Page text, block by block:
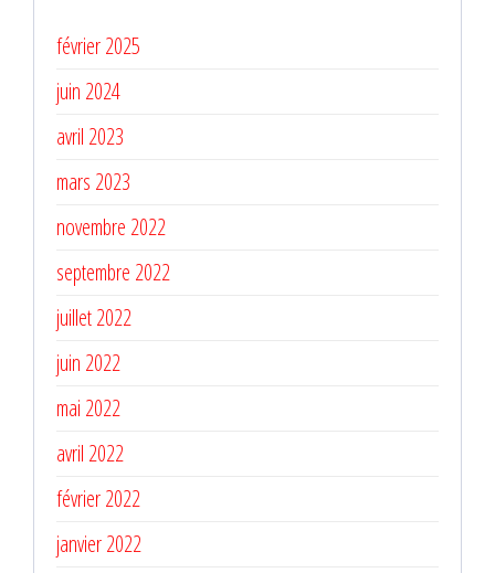
février 2025
juin 2024
avril 2023
mars 2023
novembre 2022
septembre 2022
juillet 2022
juin 2022
mai 2022
avril 2022
février 2022
janvier 2022